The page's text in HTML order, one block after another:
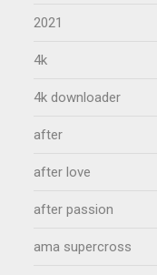
2021
4k
4k downloader
after
after love
after passion
ama supercross